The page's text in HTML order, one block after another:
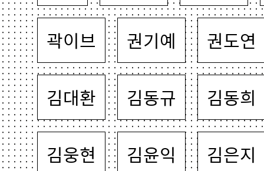
곽이브 권기예 권도연
김대환 김동규 김동희
김웅현 김윤익 김은지